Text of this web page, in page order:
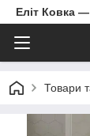
Еліт Ковка
Товари